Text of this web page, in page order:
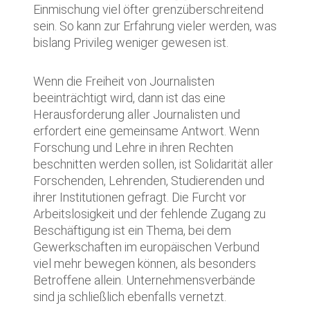
Einmischung viel öfter grenzüberschreitend
sein. So kann zur Erfahrung vieler werden, was
bislang Privileg weniger gewesen ist.
Wenn die Freiheit von Journalisten
beeinträchtigt wird, dann ist das eine
Herausforderung aller Journalisten und
erfordert eine gemeinsame Antwort. Wenn
Forschung und Lehre in ihren Rechten
beschnitten werden sollen, ist Solidarität aller
Forschenden, Lehrenden, Studierenden und
ihrer Institutionen gefragt. Die Furcht vor
Arbeitslosigkeit und der fehlende Zugang zu
Beschäftigung ist ein Thema, bei dem
Gewerkschaften im europäischen Verbund
viel mehr bewegen können, als besonders
Betroffene allein. Unternehmensverbände
sind ja schließlich ebenfalls vernetzt.